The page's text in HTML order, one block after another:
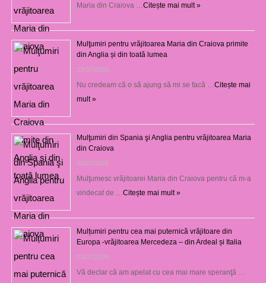
Maria din Craiova … Citește mai mult »
Mulţumiri pentru vrăjitoarea Maria din Craiova primite
din Anglia și din toată lumea
29/07/2026
Nu credeam că o să ajung să mi se facă … Citește mai
mult »
Mulţumiri din Spania şi Anglia pentru vrăjitoarea Maria
din Craiova
28/07/2026
Mulţumesc vrăjitoarei Maria din Craiova pentru că m-a
vindecat de … Citește mai mult »
Mulțumiri pentru cea mai puternică vrăjitoare din
Europa -vrăjitoarea Mercedeza – din Ardeal și Italia
23/07/2026
Vă declar că am apelat cu cea mai mare speranţă …